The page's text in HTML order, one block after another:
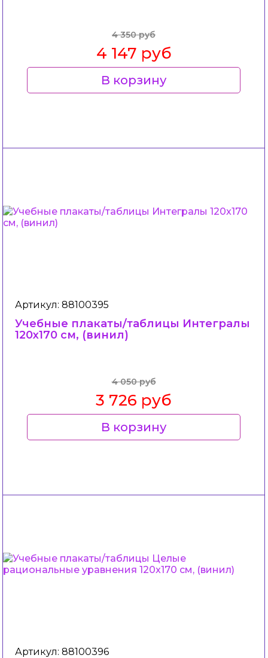
4 350 руб
4 147 руб
В корзину
Артикул: 88100395
Учебные плакаты/таблицы Интегралы
120x170 см, (винил)
4 050 руб
3 726 руб
В корзину
Артикул: 88100396